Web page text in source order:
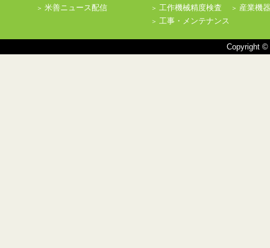
米善ニュース配信
工作機械精度検査
産業機器
工事・メンテナンス
Copyright ©